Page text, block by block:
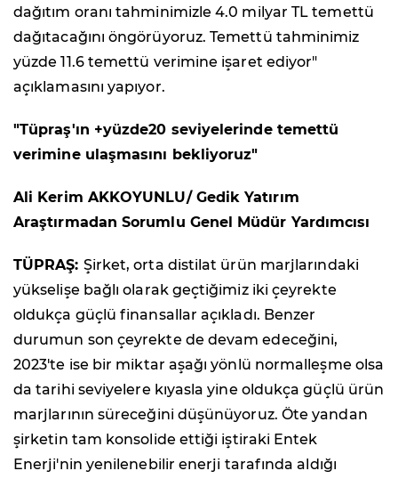
dağıtım oranı tahminimizle 4.0 milyar TL temettü
dağıtacağını öngörüyoruz. Temettü tahminimiz
yüzde 11.6 temettü verimine işaret ediyor"
açıklamasını yapıyor.
"Tüpraş'ın +yüzde20 seviyelerinde temettü
verimine ulaşmasını bekliyoruz"
Ali Kerim AKKOYUNLU/ Gedik Yatırım
Araştırmadan Sorumlu Genel Müdür Yardımcısı
TÜPRAŞ: Şirket, orta distilat ürün marjlarındaki
yükselişe bağlı olarak geçtiğimiz iki çeyrekte
oldukça güçlü finansallar açıkladı. Benzer
durumun son çeyrekte de devam edeceğini,
2023'te ise bir miktar aşağı yönlü normalleşme olsa
da tarihi seviyelere kıyasla yine oldukça güçlü ürün
marjlarının süreceğini düşünüyoruz. Öte yandan
şirketin tam konsolide ettiği iştiraki Entek
Enerji'nin yenilenebilir enerji tarafında aldığı